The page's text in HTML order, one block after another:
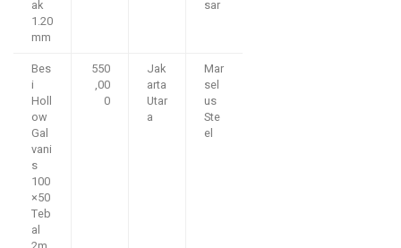
ak
1.20
mm
sar
Bes
i
Holl
ow
Gal
vani
s
100
×50
Teb
al
550
,00
0
Jak
arta
Utar
a
Mar
sel
us
Ste
el